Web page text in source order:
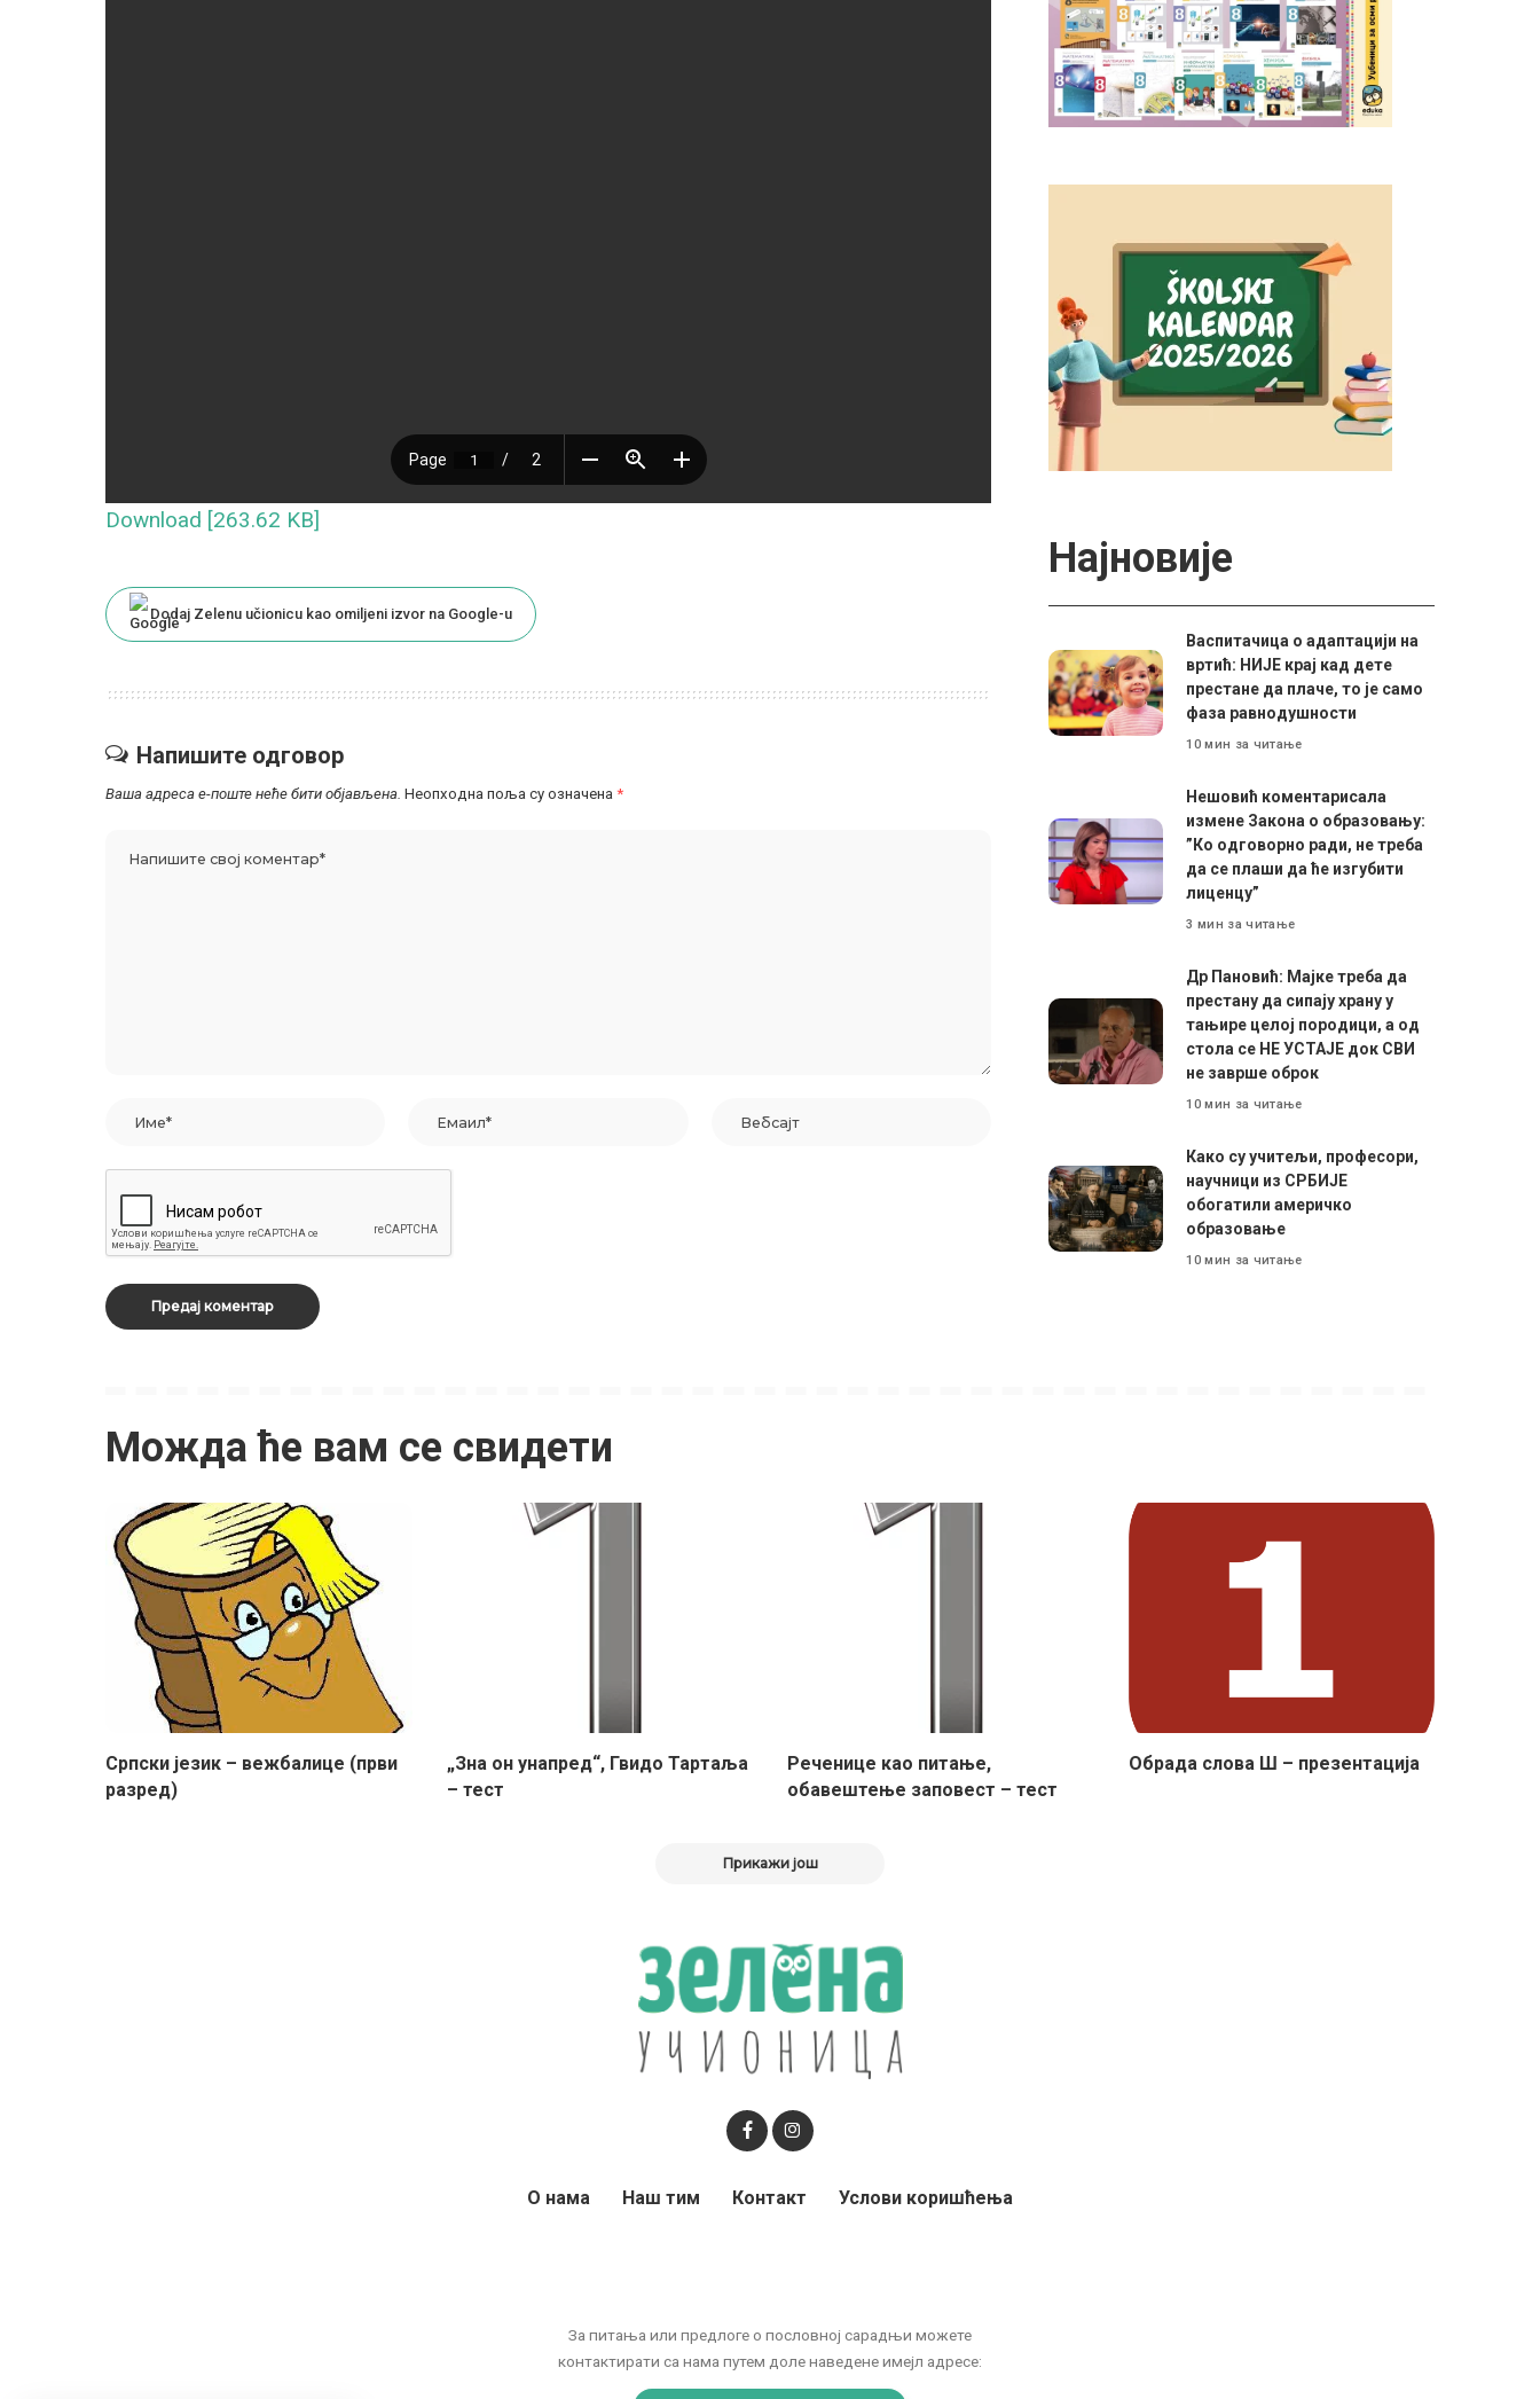
Download [263.62 KB]
Dodaj Zelenu učionicu kao omiljeni izvor na Google-u
Напишите одговор
Ваша адреса е-поште неће бити објављена. Неопходна поља су означена *
Најновије
Васпитачица о адаптацији на
вртић: НИЈЕ крај кад дете
престане да плаче, то је само
фаза равнодушности
10 мин за читање
Нешовић коментарисала
измене Закона о образовању:
”Ко одговорно ради, не треба
да се плаши да ће изгубити
лиценцу”
3 мин за читање
Др Пановић: Мајке треба да
престану да сипају храну у
тањире целој породици, а од
стола се НЕ УСТАЈЕ док СВИ
не заврше оброк
10 мин за читање
Како су учитељи, професори,
научници из СРБИЈЕ
обогатили америчко
образовање
10 мин за читање
Можда ће вам се свидети
Српски језик – вежбалице (први
разред)
„Зна он унапред“, Гвидо Тартаља
– тест
Реченице као питање,
обавештење заповест – тест
Обрада слова Ш – презентација
Прикажи још
За питања или предлоге о пословној сарадњи можете
контактирати са нама путем доле наведене имејл адресе:
О нама Наш тим Контакт Услови коришћења